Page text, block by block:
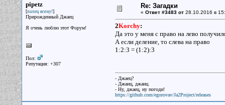
pipetz
[пипец всему!]
Прирожденный Джаец
Я очень люблю этот Форум!
Пол:
Репутация: +307
Re: Загадки
« Ответ #3483 от28.10.2016 в
2Korchy:
Да это у меня с право на лево
А если деление, то слева на право
1:2:3 = (1:2):3
- Джаец?
- Джаиц, джаиц.
- Ну, джаец, ну погоди!
https://github.com/egorovav/Ja2Project/releases